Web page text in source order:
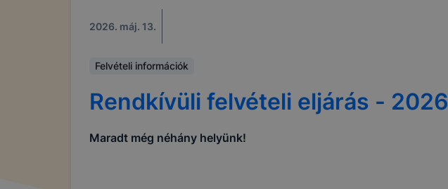
2026. máj. 13.
Felvételi információk
Rendkívüli felvételi eljárás - 2026
Maradt még néhány helyünk!